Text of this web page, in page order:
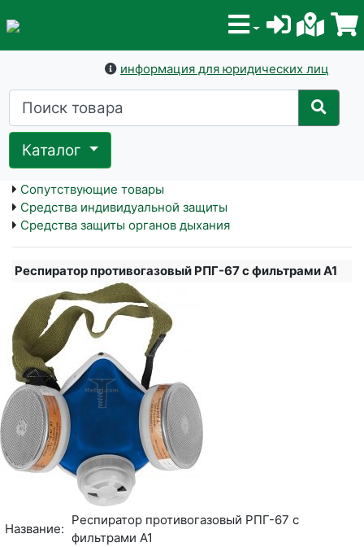
информация для юридических лиц
Каталог
Сопутствующие товары
Средства индивидуальной защиты
Средства защиты органов дыхания
Респиратор противогазовый РПГ-67 с фильтрами А1
Название:
Респиратор противогазовый РПГ-67 с
фильтрами А1